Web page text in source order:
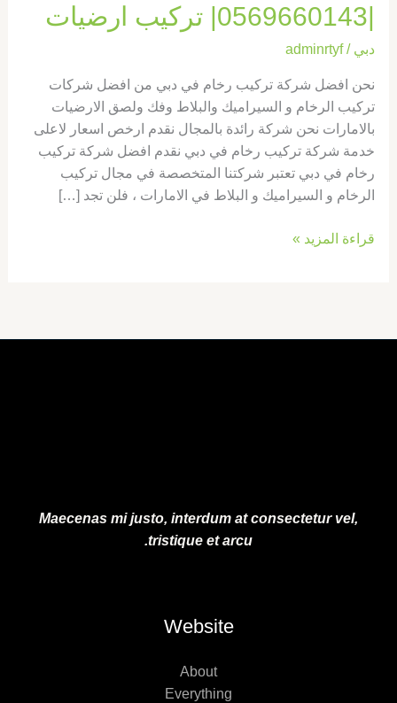
|0569660143| تركيب ارضيات
دبي /
adminrtyf
نحن افضل شركة تركيب رخام في دبي من افضل شركات
تركيب الرخام و السيراميك والبلاط وفك ولصق الارضيات
بالامارات نحن شركة رائدة بالمجال نقدم ارخص اسعار لاعلى
خدمة شركة تركيب رخام في دبي نقدم افضل شركة تركيب
رخام في دبي تعتبر شركتنا المتخصصة في مجال تركيب
الرخام و السيراميك و البلاط في الامارات ، فلن تجد […]
قراءة المزيد »
Maecenas mi justo, interdum at consectetur vel,
tristique et arcu.
Website
About
Everything